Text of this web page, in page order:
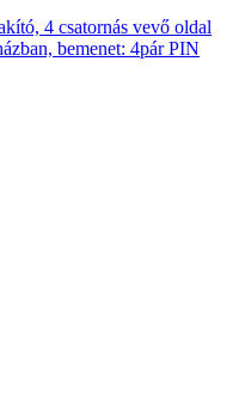
4 csatornás vevő oldal
bemenet: 4pár PIN